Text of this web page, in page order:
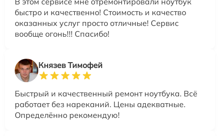
быстро и качественно! Стоимость и качество
оказанных услуг просто отличные! Сервис
вообще огонь!!! Спасибо!
Князев Тимофей
Быстрый и качественный ремонт ноутбука. Всё
работает без нареканий. Цены адекватные.
Определённо рекомендую!